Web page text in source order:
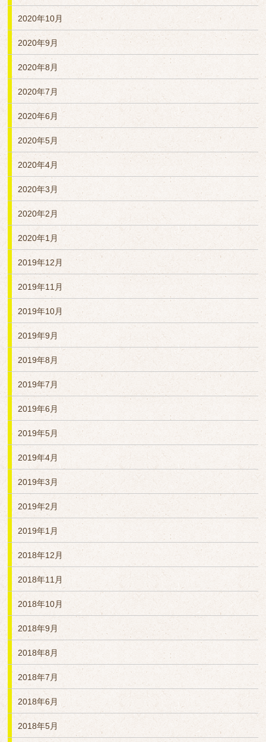
2020年10月
2020年9月
2020年8月
2020年7月
2020年6月
2020年5月
2020年4月
2020年3月
2020年2月
2020年1月
2019年12月
2019年11月
2019年10月
2019年9月
2019年8月
2019年7月
2019年6月
2019年5月
2019年4月
2019年3月
2019年2月
2019年1月
2018年12月
2018年11月
2018年10月
2018年9月
2018年8月
2018年7月
2018年6月
2018年5月